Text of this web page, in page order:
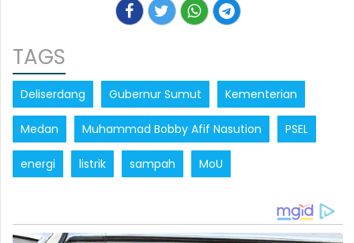
TAGS
Deliserdang Gubernur Sumut Kementerian
Medan Muhammad Bobby Afif Nasution PSEL
energi listrik sampah MoU